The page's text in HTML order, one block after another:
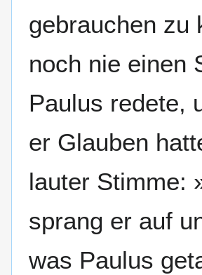
gebrauchen zu
noch nie einen
Paulus redete,
er Glauben
lauter Stimme:
sprang er auf
was Paulus